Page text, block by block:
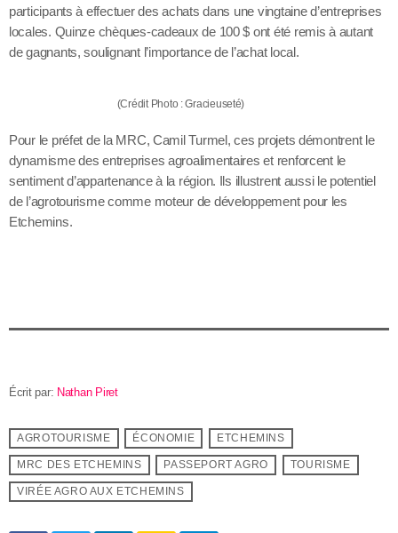
participants à effectuer des achats dans une vingtaine d’entreprises
locales. Quinze chèques-cadeaux de 100 $ ont été remis à autant
de gagnants, soulignant l’importance de l’achat local.
(Crédit Photo : Gracieuseté)
Pour le préfet de la MRC, Camil Turmel, ces projets démontrent le
dynamisme des entreprises agroalimentaires et renforcent le
sentiment d’appartenance à la région. Ils illustrent aussi le potentiel
de l’agrotourisme comme moteur de développement pour les
Etchemins.
Écrit par: Nathan Piret
AGROTOURISME ÉCONOMIE ETCHEMINS
MRC DES ETCHEMINS PASSEPORT AGRO TOURISME
VIRÉE AGRO AUX ETCHEMINS